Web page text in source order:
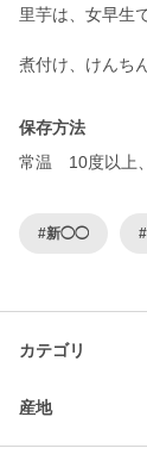
里芋は、女早生
煮付け、けんち
保存方法
常温 10度以上
#新◯◯
カテゴリ
産地